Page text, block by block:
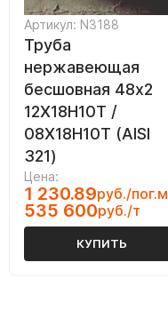
Артикул: N3188
Труба
нержавеющая
бесшовная 48х2
12Х18Н10Т /
08Х18Н10Т (AISI
321)
Цена:
1 230.89руб./пог.м
535 600руб./т
КУПИТЬ